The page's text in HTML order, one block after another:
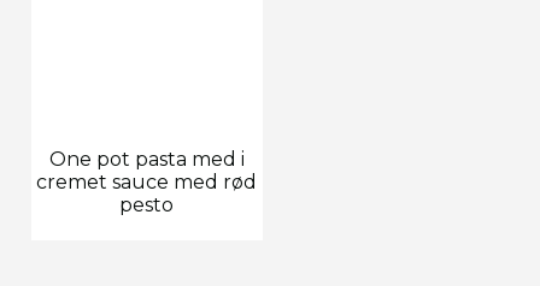
One pot pasta med i
cremet sauce med rød
pesto